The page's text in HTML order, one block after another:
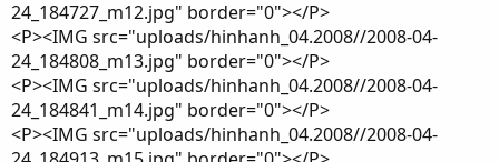
24_184727_m12.jpg" border="0"></P>
<P><IMG src="uploads/hinhanh_04.2008//2008-04-
24_184808_m13.jpg" border="0"></P>
<P><IMG src="uploads/hinhanh_04.2008//2008-04-
24_184841_m14.jpg" border="0"></P>
<P><IMG src="uploads/hinhanh_04.2008//2008-04-